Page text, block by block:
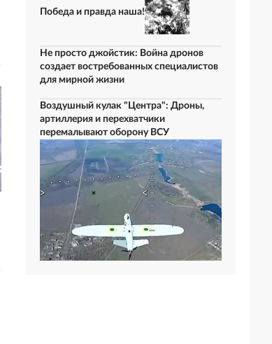
Победа и правда наша!
Не просто джойстик: Война дронов
создает востребованных специалистов
для мирной жизни
Воздушный кулак "Центра": Дроны,
артиллерия и перехватчики
перемалывают оборону ВСУ